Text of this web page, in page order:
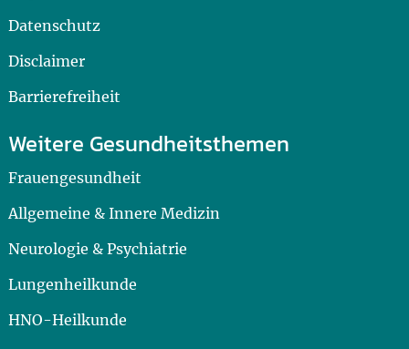
Datenschutz
Disclaimer
Barrierefreiheit
Weitere Gesundheitsthemen
Frauengesundheit
Allgemeine & Innere Medizin
Neurologie & Psychiatrie
Lungenheilkunde
HNO-Heilkunde